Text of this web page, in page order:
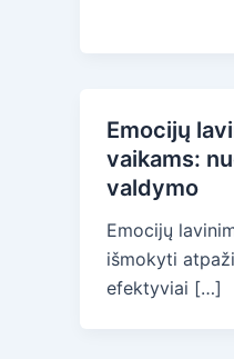
Emocijų
vaikams:
valdymo
Emocijų
išmokyti
efektyviai […]